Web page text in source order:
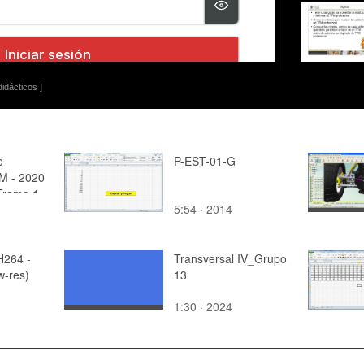
]
- 2020
1
P-EST-01-G
5:54 · 2014
-
res)
Transversal IV_Grupo
13
1:30 · 2024